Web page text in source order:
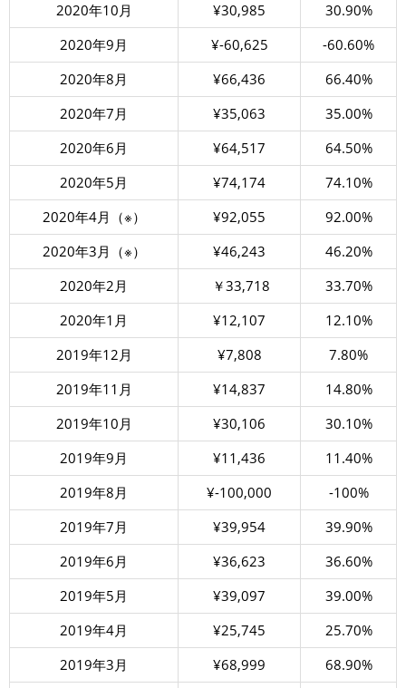
2020年10月
¥30,985
30.90%
2020年9月
¥-60,625
-60.60%
2020年8月
¥66,436
66.40%
2020年7月
¥35,063
35.00%
2020年6月
¥64,517
64.50%
2020年5月
¥74,174
74.10%
2020年4月（※）
¥92,055
92.00%
2020年3月（※）
¥46,243
46.20%
2020年2月
￥33,718
33.70%
2020年1月
¥12,107
12.10%
2019年12月
¥7,808
7.80%
2019年11月
¥14,837
14.80%
2019年10月
¥30,106
30.10%
2019年9月
¥11,436
11.40%
2019年8月
¥-100,000
-100%
2019年7月
¥39,954
39.90%
2019年6月
¥36,623
36.60%
2019年5月
¥39,097
39.00%
2019年4月
¥25,745
25.70%
2019年3月
¥68,999 68.90%